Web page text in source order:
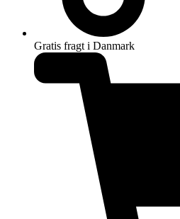
Gratis fragt i Danmark